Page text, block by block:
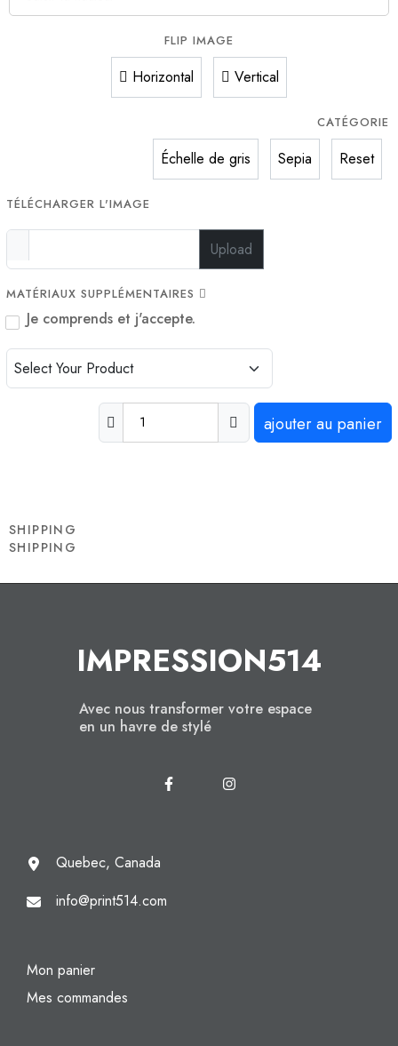
FLIP IMAGE
Horizontal Vertical
CATÉGORIE
Échelle de gris Sepia Reset
TÉLÉCHARGER L'IMAGE
Upload
MATÉRIAUX SUPPLÉMENTAIRES
Je comprends et j'accepte.
ajouter au panier
SHIPPING
SHIPPING
IMPRESSION514
Avec nous transformer votre espace
en un havre de stylé
Quebec, Canada
info@print514.com
Mon panier
Mes commandes